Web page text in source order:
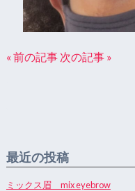
« 前の記事 次の記事 »
最近の投稿
ミックス眉 mix eyebrow